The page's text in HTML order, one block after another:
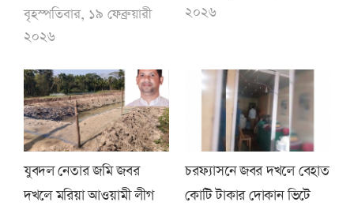
বৃহস্পতিবার, ১৯ ফেব্রুয়ারী
২০২৬
২০২৬
যুবদল নেতার জমি জবর
দখলে মরিয়া আওয়ামী লীগ
চরফ্যাসনে জবর দখলে বেহাত
কোটি টাকার দোকান ভিটে